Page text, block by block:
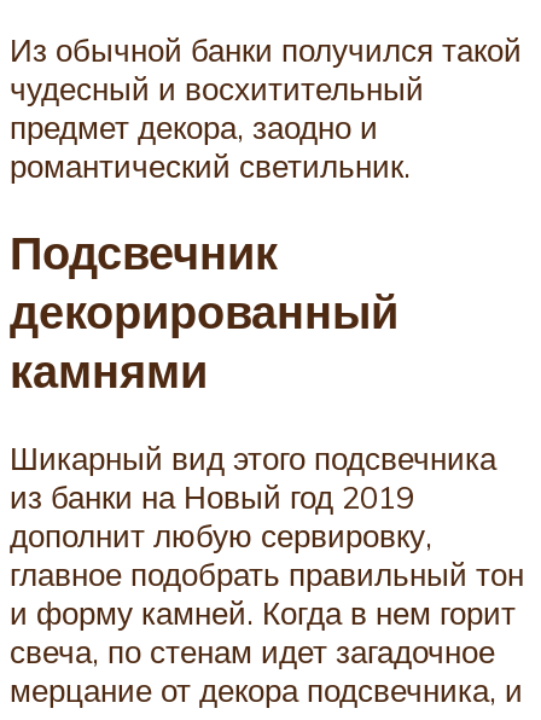
Из обычной банки получился такой
чудесный и восхитительный
предмет декора, заодно и
романтический светильник.
Подсвечник
декорированный
камнями
Шикарный вид этого подсвечника
из банки на Новый год 2019
дополнит любую сервировку,
главное подобрать правильный тон
и форму камней. Когда в нем горит
свеча, по стенам идет загадочное
мерцание от декора подсвечника, и